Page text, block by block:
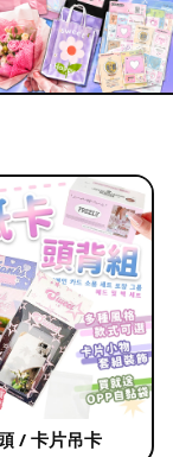
/ 卡片吊卡